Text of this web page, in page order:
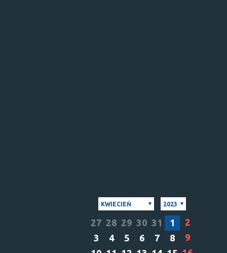
KWIECIEŃ 2023
27 28 29 30 31 1
2
3
4 5 6 7 8
9